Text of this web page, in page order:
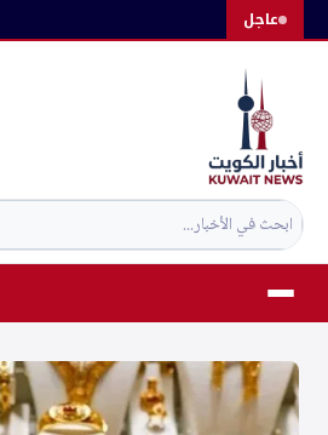
عاجلالتجاوز